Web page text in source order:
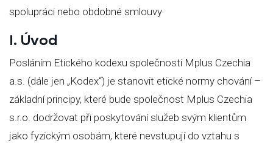
spolupráci nebo obdobné smlouvy
I. Úvod
Posláním Etického kodexu společnosti Mplus Czechia
a.s. (dále jen „Kodex“) je stanovit etické normy chování –
základní principy, které bude společnost Mplus Czechia
s.r.o. dodržovat při poskytování služeb svým klientům
jako fyzickým osobám, které nevstupují do vztahu s